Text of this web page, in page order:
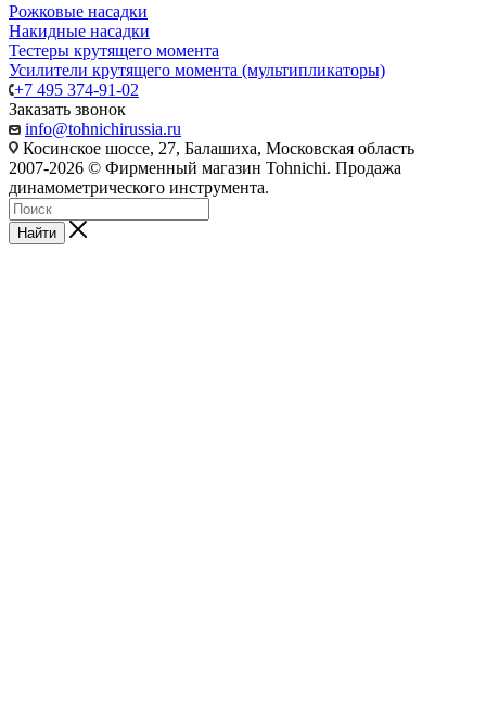
Рожковые насадки
Накидные насадки
Тестеры крутящего момента
Усилители крутящего момента (мультипликаторы)
+7 495 374-91-02
Заказать звонок
info@tohnichirussia.ru
Косинское шоссе, 27, Балашиха, Московская область
2007-2026 © Фирменный магазин Tohnichi. Продажа
динамометрического инструмента.
Найти